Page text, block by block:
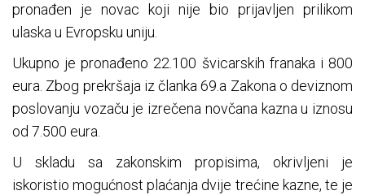
pronađen je novac koji nije bio prijavljen prilikom
ulaska u Evropsku uniju.
Ukupno je pronađeno 22.100 švicarskih franaka i 800
eura. Zbog prekršaja iz članka 69.a Zakona o deviznom
poslovanju vozaču je izrečena novčana kazna u iznosu
od 7.500 eura.
U skladu sa zakonskim propisima, okrivljeni je
iskoristio mogućnost plaćanja dvije trećine kazne, te je